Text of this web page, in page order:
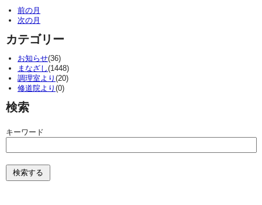
前の月
次の月
カテゴリー
お知らせ(36)
まなざし(1448)
調理室より (20)
修道院より (0)
検索
キーワード